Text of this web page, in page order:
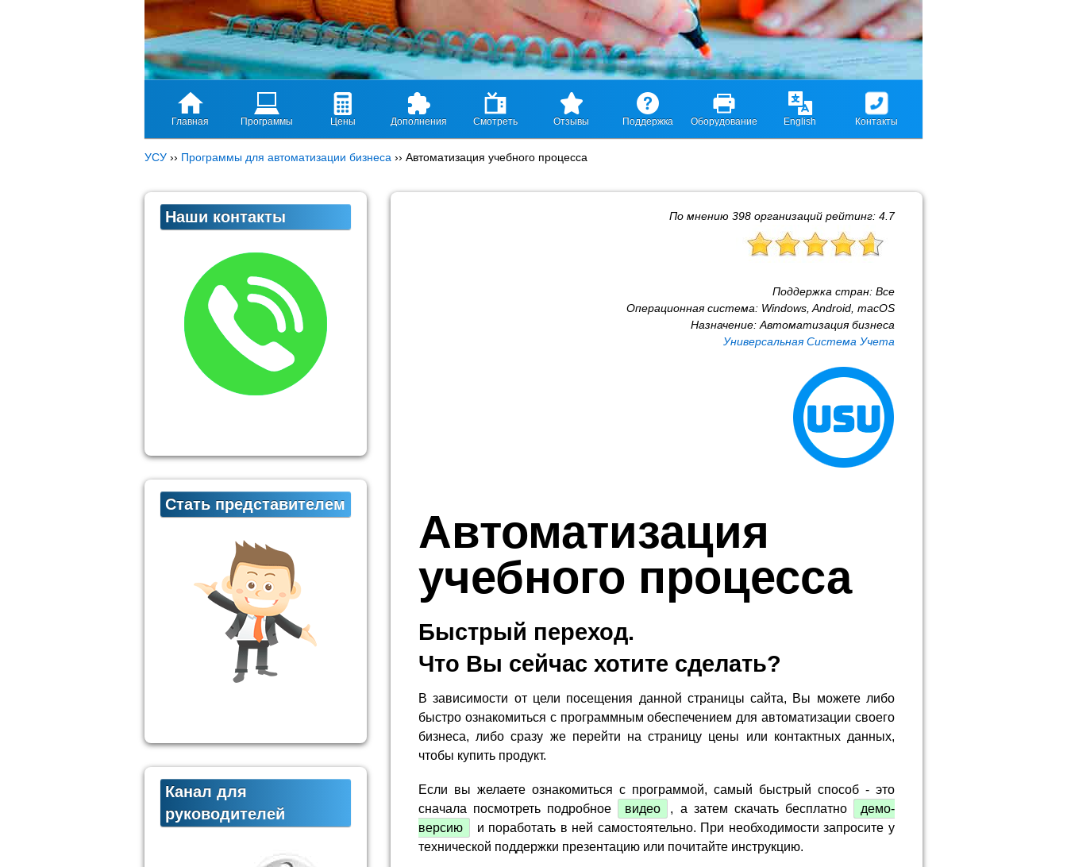
Главная Программы Цены Дополнения Смотреть Отзывы Поддержка Оборудование English Контакты
УСУ ›› Программы для автоматизации бизнеса ›› Автоматизация учебного процесса
По мнению 398 организаций рейтинг: 4.7
Поддержка стран: Все
Операционная система: Windows, Android, macOS
Назначение: Автоматизация бизнеса
Универсальная Система Учета
Автоматизация
учебного процесса
Быстрый переход.
Что Вы сейчас хотите сделать?
В зависимости от цели посещения данной страницы сайта, Вы можете либо
быстро ознакомиться с программным обеспечением для автоматизации своего
бизнеса, либо сразу же перейти на страницу цены или контактных данных,
чтобы купить продукт.
Если вы желаете ознакомиться с программой, самый быстрый способ - это
сначала посмотреть подробное
видео , а затем скачать бесплатно
демо-
версию
и поработать в ней самостоятельно. При необходимости запросите у
технической поддержки презентацию или почитайте инструкцию.
Наши контакты
Стать представителем
Канал для
руководителей